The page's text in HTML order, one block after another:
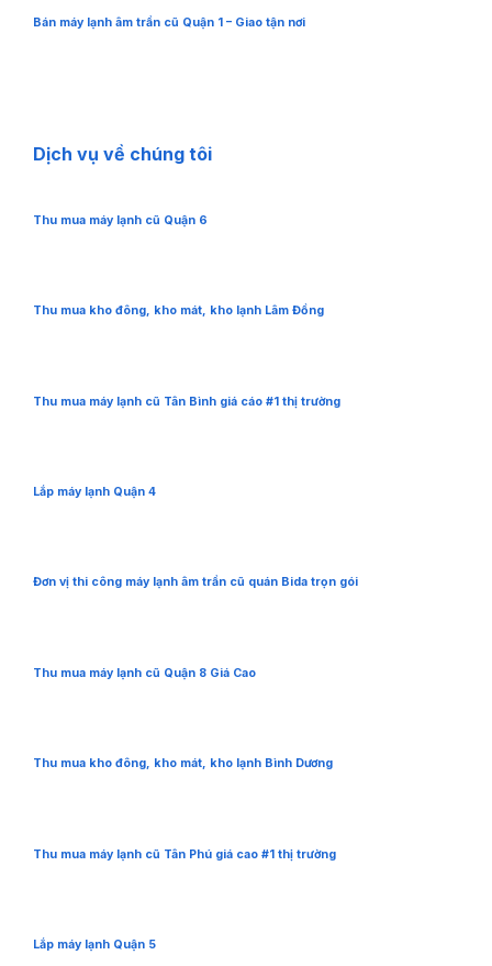
Bán máy lạnh âm trần cũ Quận 1 – Giao tận nơi
Dịch vụ về chúng tôi
Thu mua máy lạnh cũ Quận 6
Thu mua kho đông, kho mát, kho lạnh Lâm Đồng
Thu mua máy lạnh cũ Tân Bình giá cáo #1 thị trường
Lắp máy lạnh Quận 4
Đơn vị thi công máy lạnh âm trần cũ quán Bida trọn gói
Thu mua máy lạnh cũ Quận 8 Giá Cao
Thu mua kho đông, kho mát, kho lạnh Bình Dương
Thu mua máy lạnh cũ Tân Phú giá cao #1 thị trường
Lắp máy lạnh Quận 5